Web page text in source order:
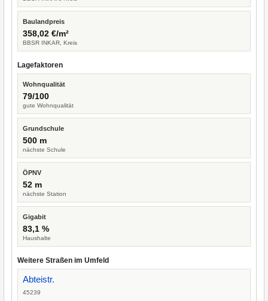
Baulandpreis
358,02 €/m²
BBSR INKAR, Kreis
Lagefaktoren
Wohnqualität
79/100
gute Wohnqualität
Grundschule
500 m
nächste Schule
ÖPNV
52 m
nächste Station
Gigabit
83,1 %
Haushalte
Weitere Straßen im Umfeld
Abteistr.
45239